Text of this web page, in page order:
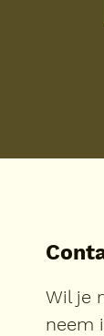
Wil je
neem